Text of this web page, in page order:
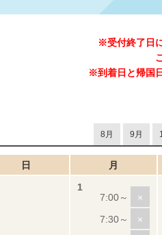
※受付終了日
※到着日と帰国
8月 9月
日 月
×
×